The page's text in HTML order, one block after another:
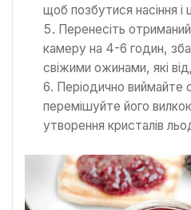
щоб позбутися насіння і
Перенесіть
камеру на 4-6 годин,
свіжими ожинами, які
Періодично виймайте
перемішуйте його
утворення кристалів